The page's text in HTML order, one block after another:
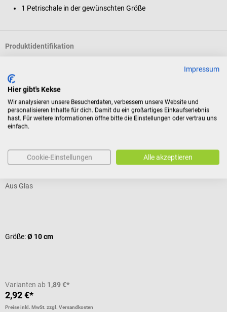
1 Petrischale in der gewünschten Größe
Produktidentifikation
Bewertungen
Kunden kauften auch
Petrischale mit Deckel
Aus Glas
Größe:Ø 10 cm
Varianten ab 1,89 €*
2,92 €*
Preise inkl. MwSt. zzgl. Versandkosten
Impressum
Hier gibt's Kekse
Wir analysieren unsere Besucherdaten, verbessern unsere Website und
personalisieren Inhalte für dich. Damit du ein großartiges Einkaufserlebnis
hast. Für weitere Informationen öffne bitte die Einstellungen oder vertrau uns
einfach.
Cookie-Einstellungen Alle akzeptieren